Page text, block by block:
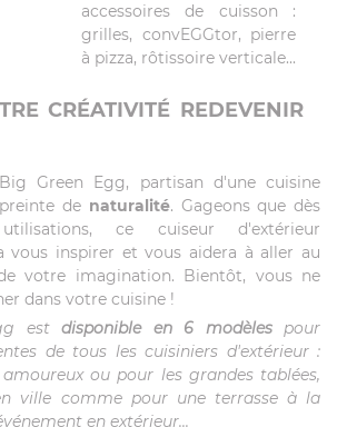
accessoires de cuisson :
grilles, convEGGtor, pierre
à pizza, rôtissoire verticale...
CRÉATIVITÉ REDEVENIR
Green Egg, partisan d'une cuisine
de naturalité. Gageons que dès
ce cuiseur d'extérieur
vous inspirer et vous aidera à aller au
votre imagination. Bientôt, vous ne
dans votre cuisine !
estdisponible en 6 modèlespour
de tous les cuisiniers d'extérieur :
ou pour les grandes tablées,
ville comme pour une terrasse à la
en extérieur...